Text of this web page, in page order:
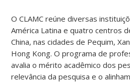
O CLAMC reúne diversas
América Latina e quatro centros
China, nas cidades de Pequim,
Hong Kong. O programa de
avalia o mérito acadêmico dos
relevância da pesquisa e o